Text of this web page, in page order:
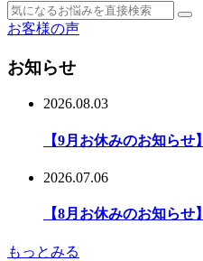
お客様の声
お知らせ
2026.08.03
【9月お休みのお知らせ】
2026.07.06
【8月お休みのお知らせ】
もっとみる